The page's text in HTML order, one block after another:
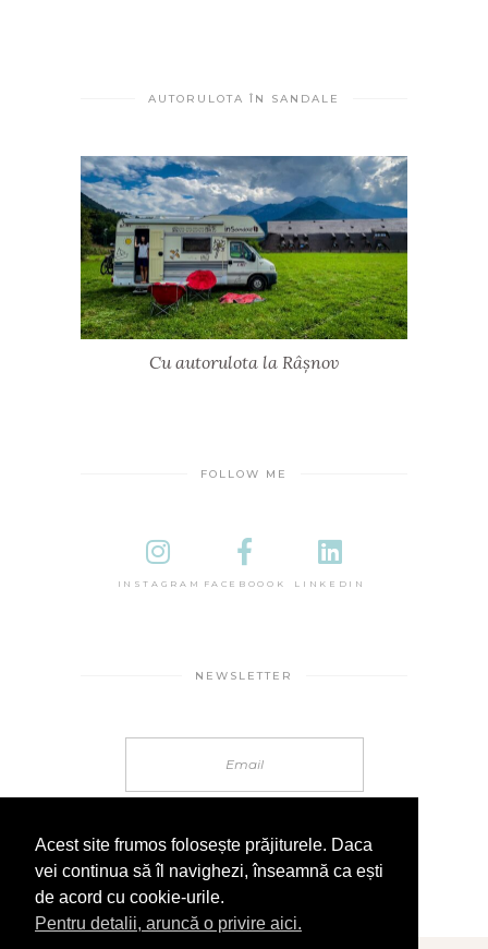
AUTORULOTA ÎN SANDALE
Cu autorulota la Râșnov
FOLLOW ME
INSTAGRAM FACEBOOOK LINKEDIN
NEWSLETTER
Acest site frumos folosește prăjiturele. Daca
vei continua să îl navighezi, înseamnă ca ești
de acord cu cookie-urile.
Pentru detalii, aruncă o privire aici.